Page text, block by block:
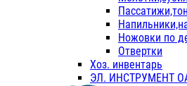
Ножовки по
Отвертки
Хоз. инвентарь
ЭЛ. ИНСТРУМЕНТ